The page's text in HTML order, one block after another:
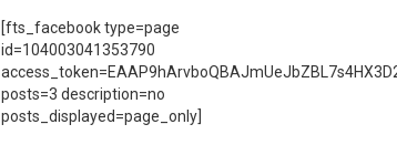
[fts_facebook type=page
id=104003041353790
posts=3 description=no
posts_displayed=page_only]